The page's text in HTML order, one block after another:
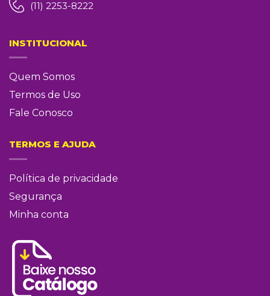
(11) 2253-8222
INSTITUCIONAL
Quem Somos
Termos de Uso
Fale Conosco
TERMOS E AJUDA
Política de privacidade
Segurança
Minha conta